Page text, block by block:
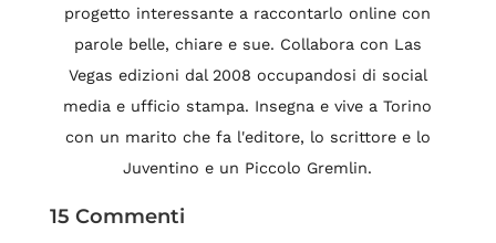
progetto interessante a raccontarlo online con
parole belle, chiare e sue. Collabora con Las
Vegas edizioni dal 2008 occupandosi di social
media e ufficio stampa. Insegna e vive a Torino
con un marito che fa l'editore, lo scrittore e lo
Juventino e un Piccolo Gremlin.
15 Commenti